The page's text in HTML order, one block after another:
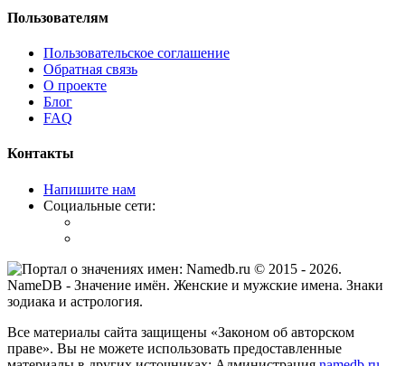
Пользователям
Пользовательское соглашение
Обратная связь
О проекте
Блог
FAQ
Контакты
Напишите нам
Социальные сети:
© 2015 - 2026.
NameDB - Значение имён. Женские и мужские имена. Знаки
зодиака и астрология.
Все материалы сайта защищены «Законом об авторском
праве». Вы не можете использовать предоставленные